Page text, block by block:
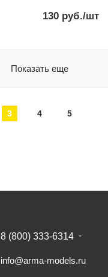
130руб./шт
Показать еще
3 4 5
8 (800) 333-6314
info@arma-models.ru